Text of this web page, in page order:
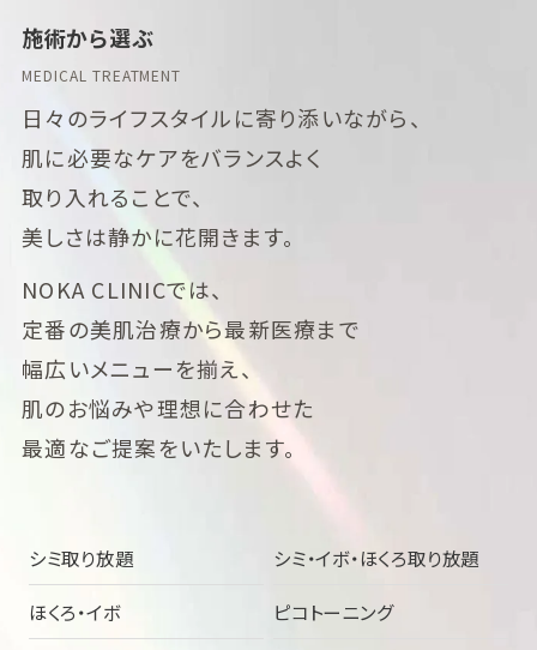
施術から選ぶ
MEDICAL TREATMENT
日々のライフスタイルに寄り添いながら、
肌に必要なケアをバランスよく
取り入れることで、
美しさは静かに花開きます。
NOKA CLINICでは、
定番の美肌治療から最新医療まで
幅広いメニューを揃え、
肌のお悩みや理想に合わせた
最適なご提案をいたします。
シミ取り放題 シミ・イボ・ほくろ取り放題
ほくろ・イボ ピコトーニング